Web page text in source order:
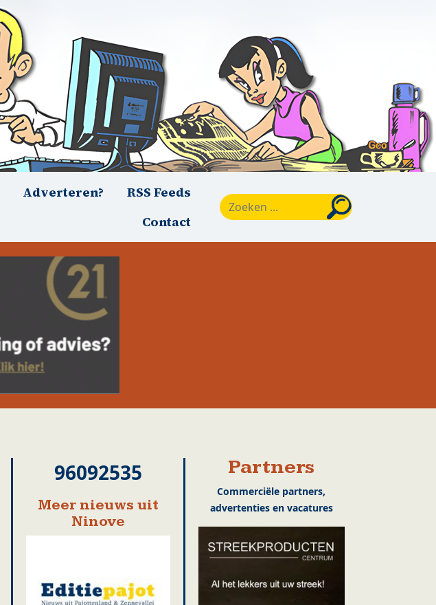
Adverteren?
RSS Feeds
Contact
96092535
Meer nieuws uit
Ninove
Partners
Commerciële partners,
advertenties en vacatures